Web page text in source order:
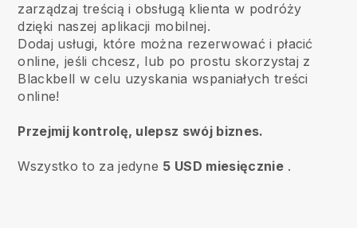
zarządzaj treścią i obsługą klienta w podróży
dzięki naszej aplikacji mobilnej.
Dodaj usługi, które można rezerwować i płacić
online, jeśli chcesz, lub po prostu skorzystaj z
Blackbell w celu uzyskania wspaniałych treści
online!
Przejmij kontrolę, ulepsz swój biznes.
Wszystko to za jedyne 5 USD miesięcznie.